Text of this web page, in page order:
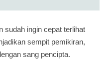
sudah ingin cepat terlihat
sempit pemikiran,
sang pencipta.